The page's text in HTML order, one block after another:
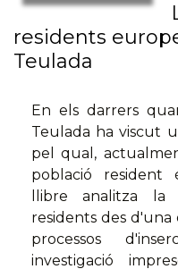
residents
Teulada
En els darrers
Teulada ha viscut
pel qual,
població resident
llibre analitza la
residents des d'una
processos
investigació